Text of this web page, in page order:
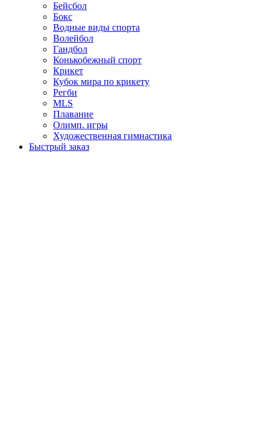
Бейсбол
Бокс
Водные виды спорта
Волейбол
Гандбол
Конькобежный спорт
Крикет
Кубок мира по крикету
Регби
MLS
Плавание
Олимп. игры
Художественная гимнастика
Быстрый заказ